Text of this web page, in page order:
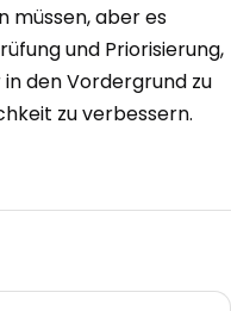
müssen, aber es
und Priorisierung,
den Vordergrund zu
zu verbessern.